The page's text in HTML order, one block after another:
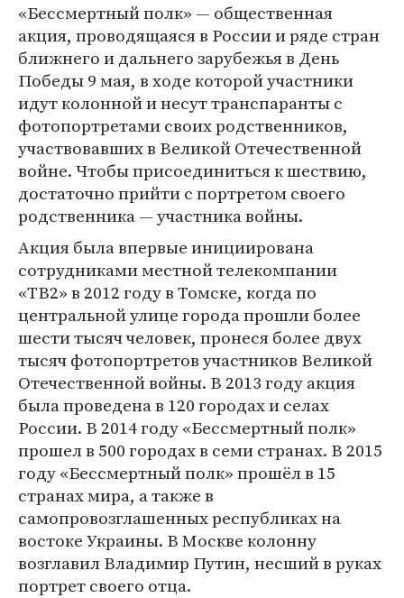
«Бессмертный полк» — общественная
акция, проводящаяся в России и ряде стран
ближнего и дальнего зарубежья в День
Победы 9 мая, в ходе которой участники
идут колонной и несут транспаранты с
фотопортретами своих родственников,
участвовавших в Великой Отечественной
войне. Чтобы присоединиться к шествию,
достаточно прийти с портретом своего
родственника — участника войны.
Акция была впервые инициирована
сотрудниками местной телекомпании
«ТВ2» в 2012 году в Томске, когда по
центральной улице города прошли более
шести тысяч человек, пронеся более двух
тысяч фотопортретов участников Великой
Отечественной войны. В 2013 году акция
была проведена в 120 городах и селах
России. В 2014 году «Бессмертный полк»
прошел в 500 городах в семи странах. В 2015
году «Бессмертный полк» прошёл в 15
странах мира, а также в
самопровозглашенных республиках на
востоке Украины. В Москве колонну
возглавил Владимир Путин, несший в руках
портрет своего отца.